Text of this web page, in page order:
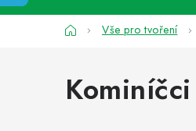
DomůVše pro tvoření
Kominíčci